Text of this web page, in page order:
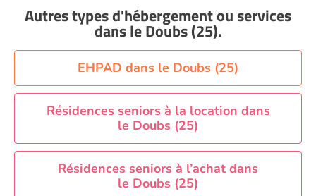
Aide à domicile Nice
Aide à domicile Orléans
Aide à domicile Paris
Aide à domicile Perpignan
Aide à domicile Rennes
Aide à domicile Saint-Etienne
Aide à domicile Toulouse
Autres types d'hébergement ou services
dans le Doubs (25).
EHPAD dans le Doubs (25)
Résidences seniors à la location dans
le Doubs (25)
Résidences seniors à l’achat dans
le Doubs (25)